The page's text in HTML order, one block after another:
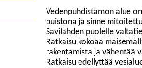
Vedenpuhdistamon alue
puistona ja sinne
Savilahden puolelle
Ratkaisu kokoaa
rakentamista ja vähentää
Ratkaisu edellyttää